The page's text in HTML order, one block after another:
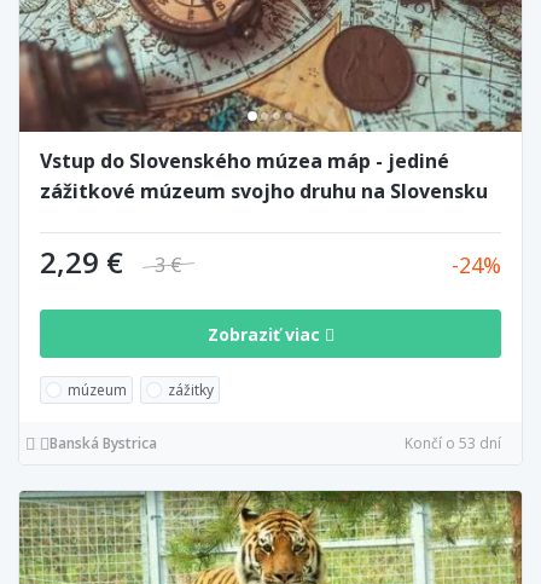
Vstup do Slovenského múzea máp - jediné
zážitkové múzeum svojho druhu na Slovensku
2,29 € 3 € 24
Zobraziť viac
múzeum zážitky
Banská Bystrica Končí o 53 dní